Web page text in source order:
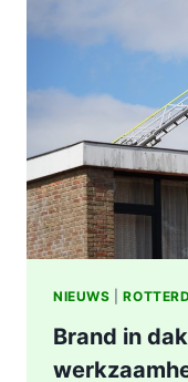
IN
NIEUWS |
Brand in